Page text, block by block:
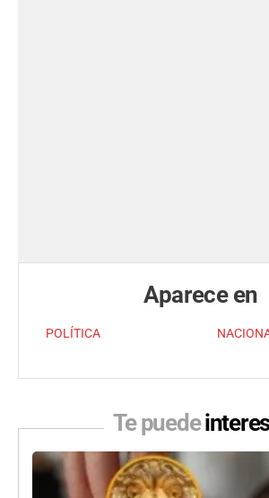
Aparece en
POLÍTICA
Te puede